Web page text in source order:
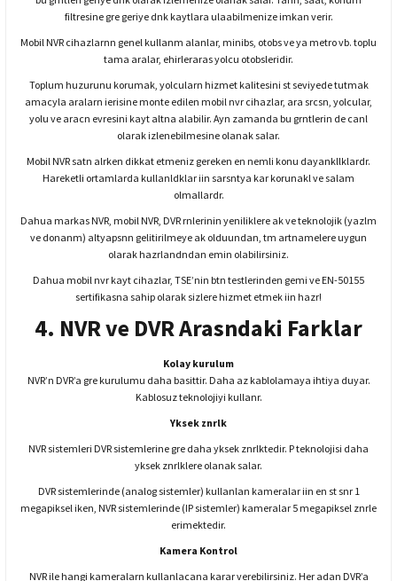
filtresine gre geriye dnk kaytlara ulaabilmenize imkan verir.
Mobil NVR cihazlarnn genel kullanm alanlar, minibs, otobs ve ya metro vb. toplu
tama aralar, ehirleraras yolcu otobsleridir.
Toplum huzurunu korumak, yolcularn hizmet kalitesini st seviyede tutmak
amacyla aralarn ierisine monte edilen mobil nvr cihazlar, ara srcsn, yolcular,
yolu ve aracn evresini kayt altna alabilir. Ayn zamanda bu grntlerin de canl
olarak izlenebilmesine olanak salar.
Mobil NVR satn alrken dikkat etmeniz gereken en nemli konu dayankllklardr.
Hareketli ortamlarda kullanldklar iin sarsntya kar korunakl ve salam
olmallardr.
Dahua markas NVR, mobil NVR, DVR rnlerinin yeniliklere ak ve teknolojik (yazlm
ve donanm) altyapsnn gelitirilmeye ak olduundan, tm artnamelere uygun
olarak hazrlandndan emin olabilirsiniz.
Dahua mobil nvr kayt cihazlar, TSE’nin btn testlerinden gemi ve EN-50155
sertifikasna sahip olarak sizlere hizmet etmek iin hazr!
4. NVR ve DVR Arasndaki Farklar
Kolay kurulum
NVR’n DVR’a gre kurulumu daha basittir. Daha az kablolamaya ihtiya duyar.
Kablosuz teknolojiyi kullanr.
Yksek znrlk
NVR sistemleri DVR sistemlerine gre daha yksek znrlktedir. P teknolojisi daha
yksek znrlklere olanak salar.
DVR sistemlerinde (analog sistemler) kullanlan kameralar iin en st snr 1
megapiksel iken, NVR sistemlerinde (IP sistemler) kameralar 5 megapiksel znrle
erimektedir.
Kamera Kontrol
NVR ile hangi kameralarn kullanlacana karar verebilirsiniz. Her adan DVR’a